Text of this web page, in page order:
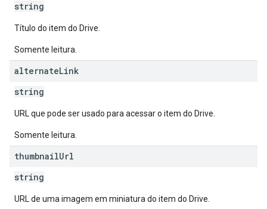
string
Título do item do Drive.
Somente leitura.
alternateLink
string
URL que pode ser usado para acessar o item do Drive.
Somente leitura.
thumbnailUrl
string
URL de uma imagem em miniatura do item do Drive.